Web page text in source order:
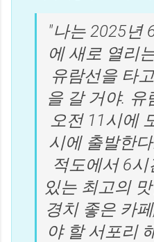
"나는 2025년
에 새로 열리
유람선을 타
을 갈 거야. 유
오전 11시에
시에 출발한
적도에서 6
있는 최고의
경치 좋은 카
야 할 서포리